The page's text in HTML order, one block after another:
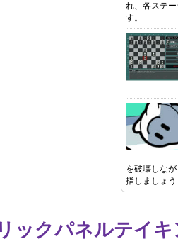
れ、各ステ
す。
を破壊しな
指しましょ
ックパネルテイ